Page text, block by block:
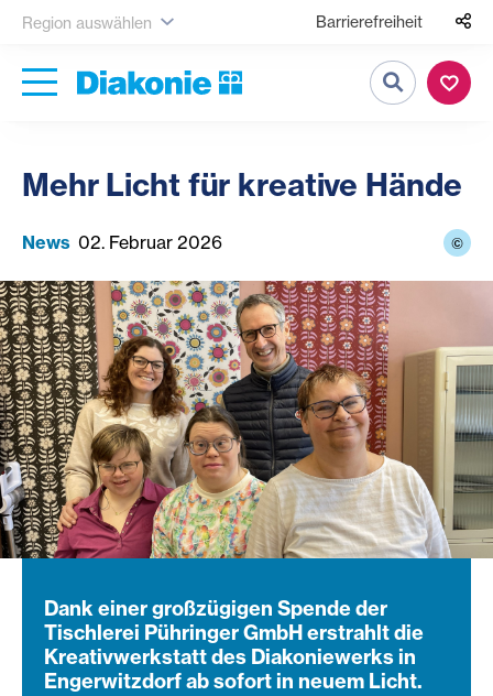
Region auswählen Barrierefreiheit
Suche
Mehr Licht für kreative Hände
News 02. Februar 2026 ©
Dank einer großzügigen Spende der
Tischlerei Pühringer GmbH erstrahlt die
Kreativwerkstatt des Diakoniewerks in
Engerwitzdorf ab sofort in neuem Licht.